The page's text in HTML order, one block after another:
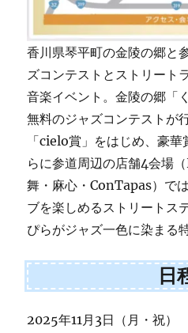
香川県琴平町の金陵の郷と
ズコンテストとストリート
音楽イベント。金陵の郷「
無料のジャズコンテストが
「cielo賞」をはじめ、豪
らに参道周辺の店舗4会場
舞・麻心・ConTapas）で
ブを楽しめるストリートス
ぴらがジャズ一色に染まる
日
2025年11月3日（月・祝）